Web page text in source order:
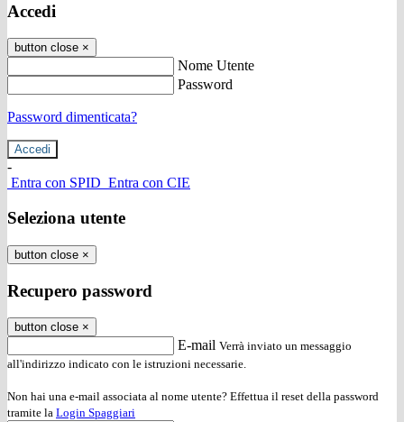
Accedi
button close ×
Nome Utente
Password
Password dimenticata?
-
Entra con SPID Entra con CIE
Seleziona utente
button close ×
Recupero password
button close ×
E-mail Verrà inviato un messaggio
all'indirizzo indicato con le istruzioni necessarie.
Non hai una e-mail associata al nome utente? Effettua il reset della password
tramite la Login Spaggiari